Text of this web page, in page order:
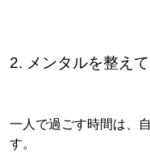
2. メンタルを整え
一人で過ごす時間は、
す。